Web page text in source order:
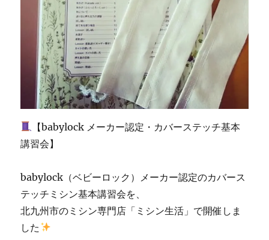
活」
に
【babylock メーカー認定・カバーステッチ基本
講習会】
babylock（ベビーロック）メーカー認定のカバース
テッチミシン基本講習会を、
北九州市のミシン専門店「ミシン生活」で開催しま
した